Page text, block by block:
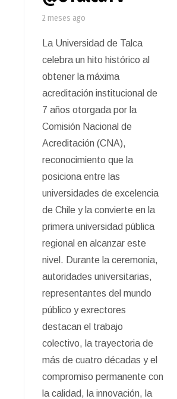
2 meses ago
La Universidad de Talca
celebra un hito histórico al
obtener la máxima
acreditación institucional de
7 años otorgada por la
Comisión Nacional de
Acreditación (CNA),
reconocimiento que la
posiciona entre las
universidades de excelencia
de Chile y la convierte en la
primera universidad pública
regional en alcanzar este
nivel. Durante la ceremonia,
autoridades universitarias,
representantes del mundo
público y exrectores
destacan el trabajo
colectivo, la trayectoria de
más de cuatro décadas y el
compromiso permanente con
la calidad, la innovación, la